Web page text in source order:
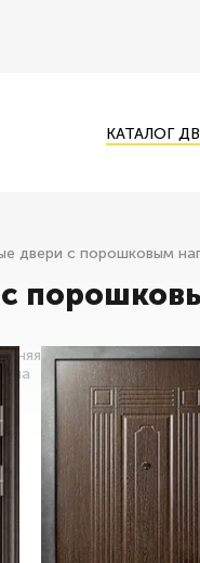
КАТАЛОГ
с
двери с порошковым